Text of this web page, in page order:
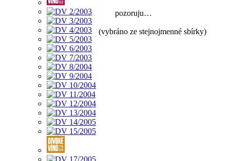
pozoruju…
(vybráno ze stejnojmenné sbírky)